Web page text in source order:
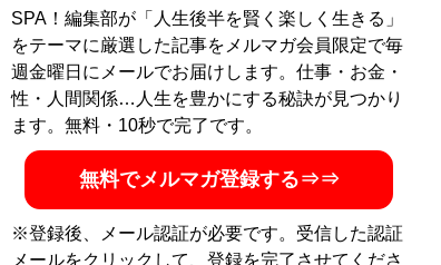
借金まみれに。その後は職を転々としつつ、総額500万
円にもなる借金を返す日々。Twitter、noteでカジノです
べてを失った経験や、日々のギャンブル遊びについて情
報を発信している。 Twitter→ @slave_of_girlsnote→
ギ
ャンブル依存症
Youtube→ 賭博狂の詩
記事一覧へ
SPA！編集部が「人生後半を賢く楽しく生きる」
をテーマに厳選した記事をメルマガ会員限定で毎
週金曜日にメールでお届けします。仕事・お金・
性・人間関係…人生を豊かにする秘訣が見つかり
ます。無料・10秒で完了です。
無料でメルマガ登録する⇒⇒
※登録後、メール認証が必要です。受信した認証
メールをクリックして、登録を完了させてくださ